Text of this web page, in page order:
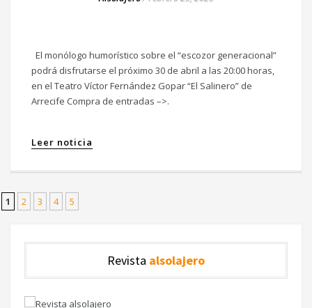
El monólogo humorístico sobre el “escozor generacional”
podrá disfrutarse el próximo 30 de abril a las 20:00 horas,
en el Teatro Víctor Fernández Gopar “El Salinero” de
Arrecife Compra de entradas –>.
Leer noticia
1 2 3 4 5
Revista alsolajero